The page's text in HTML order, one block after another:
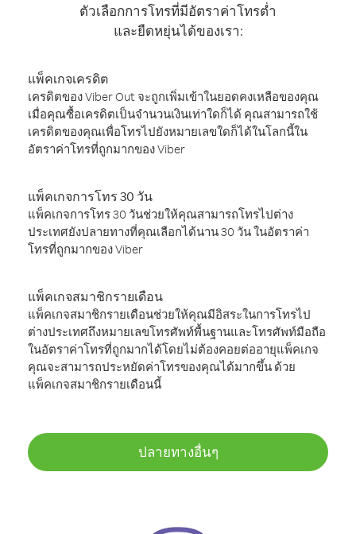
ตัวเลือกการโทรที่มีอัตราค่าโทรต่ำ
และยืดหยุ่นได้ของเรา:
แพ็คเกจเครดิต
เครดิตของ Viber Out จะถูกเพิ่มเข้าในยอดคงเหลือของคุณ
เมื่อคุณซื้อเครดิตเป็นจำนวนเงินเท่าใดก็ได้ คุณสามารถใช้
เครดิตของคุณเพื่อโทรไปยังหมายเลขใดก็ได้ในโลกนี้ใน
อัตราค่าโทรที่ถูกมากของ Viber
แพ็คเกจการโทร 30 วัน
แพ็คเกจการโทร 30 วันช่วยให้คุณสามารถโทรไปต่าง
ประเทศยังปลายทางที่คุณเลือกได้นาน 30 วัน ในอัตราค่า
โทรที่ถูกมากของ Viber
แพ็คเกจสมาชิกรายเดือน
แพ็คเกจสมาชิกรายเดือนช่วยให้คุณมีอิสระในการโทรไป
ต่างประเทศถึงหมายเลขโทรศัพท์พื้นฐานและโทรศัพท์มือถือ
ในอัตราค่าโทรที่ถูกมากได้โดยไม่ต้องคอยต่ออายุแพ็คเกจ
คุณจะสามารถประหยัดค่าโทรของคุณได้มากขึ้น ด้วย
แพ็คเกจสมาชิกรายเดือนนี้
ปลายทางอื่นๆ